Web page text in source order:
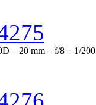
– 20 mm – f/8 – 1/200